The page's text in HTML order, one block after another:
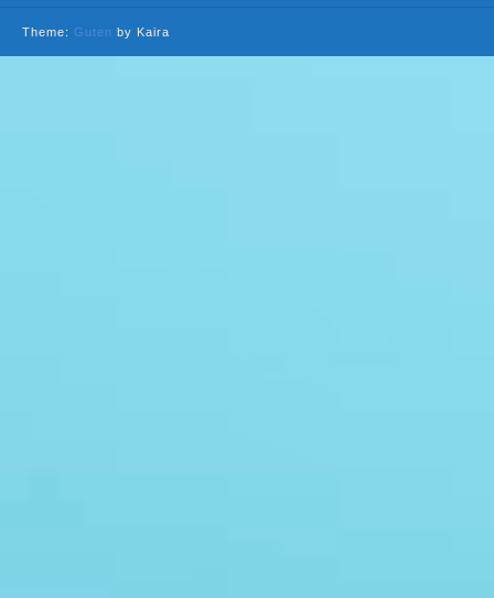
Theme: Guten by Kaira